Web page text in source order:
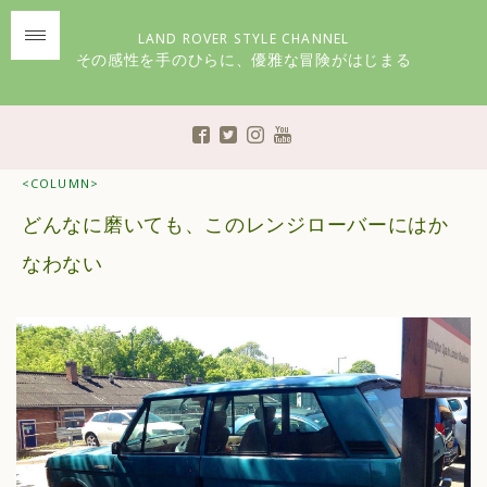
LAND ROVER STYLE CHANNEL
その感性を手のひらに、優雅な冒険がはじまる
<COLUMN>
どんなに磨いても、このレンジローバーにはか
なわない